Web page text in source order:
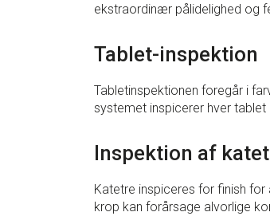
ekstraordinær pålidelighed og
Tablet-inspektion
Tabletinspektionen foregår i
systemet inspicerer hver
Inspektion af
Katetre inspiceres for finish
krop kan forårsage alvorlige